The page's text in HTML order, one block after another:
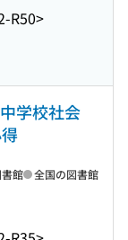
R50>
学校社会
館 全国の図書館